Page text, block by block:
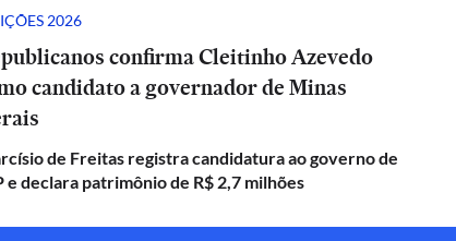
2026
confirma Cleitinho Azevedo
candidato a governador de Minas
de Freitas registra candidatura ao governo de
e declara patrimônio de R$ 2,7 milhões